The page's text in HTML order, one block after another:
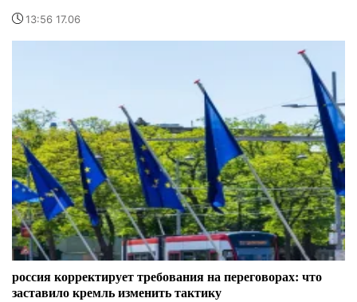
13:56 17.06
россия корректирует требования на переговорах: что
заставило кремль изменить тактику